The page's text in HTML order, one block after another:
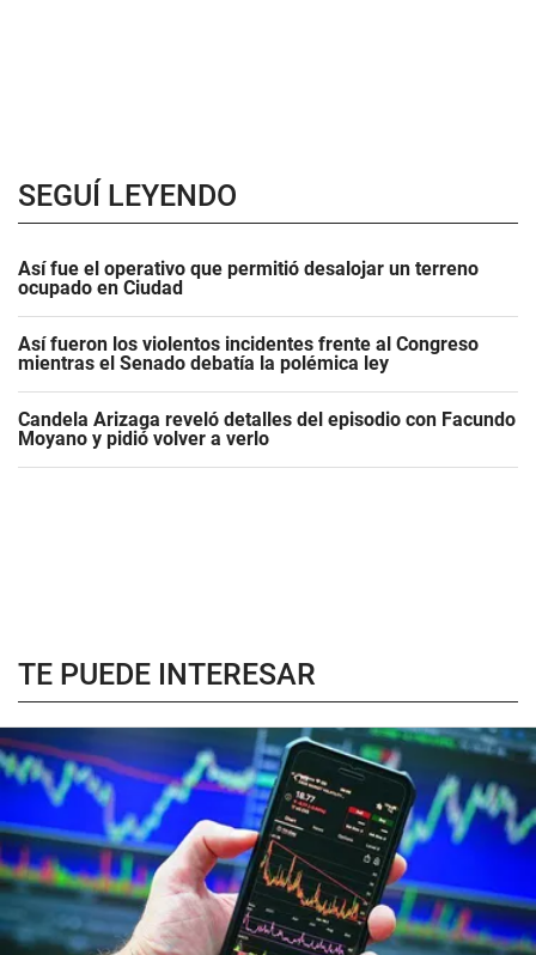
SEGUÍ LEYENDO
Así fue el operativo que permitió desalojar un terreno
ocupado en Ciudad
Así fueron los violentos incidentes frente al Congreso
mientras el Senado debatía la polémica ley
Candela Arizaga reveló detalles del episodio con Facundo
Moyano y pidió volver a verlo
TE PUEDE INTERESAR